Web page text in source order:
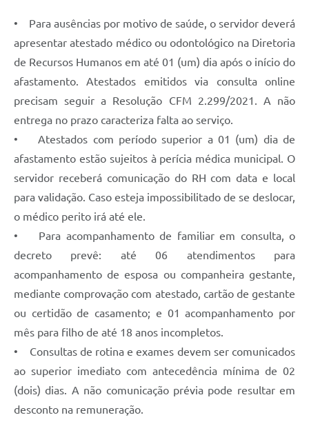
Galeria de Vídeos
Diário Oficial
Contratos, Convênios e Publicações MROSC
Notícias
Contato
Radar da Transparência Pública
Listagem de Contribuintes Inscritos na Dívida Ativa do
• Para ausências por motivo de saúde, o servidor deverá
apresentar atestado médico ou odontológico na Diretoria
de Recursos Humanos em até 01 (um) dia após o início do
afastamento. Atestados emitidos via consulta online
precisam seguir a Resolução CFM 2.299/2021. A não
entrega no prazo caracteriza falta ao serviço.
• Atestados com período superior a 01 (um) dia de
afastamento estão sujeitos à perícia médica municipal. O
servidor receberá comunicação do RH com data e local
para validação. Caso esteja impossibilitado de se deslocar,
o médico perito irá até ele.
• Para acompanhamento de familiar em consulta, o
decreto prevê: até 06 atendimentos para
acompanhamento de esposa ou companheira gestante,
mediante comprovação com atestado, cartão de gestante
ou certidão de casamento; e 01 acompanhamento por
mês para filho de até 18 anos incompletos.
• Consultas de rotina e exames devem ser comunicados
ao superior imediato com antecedência mínima de 02
(dois) dias. A não comunicação prévia pode resultar em
desconto na remuneração.